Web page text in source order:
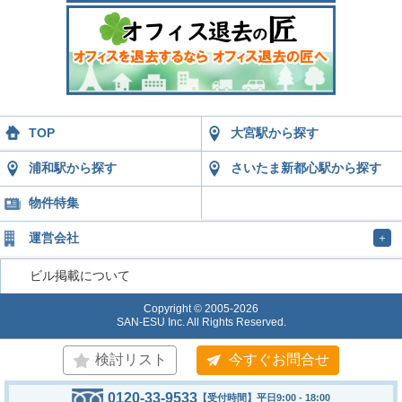
検討リスト 今すぐお問合せ
0120-33-9533 【受付時間】平日9:00 - 18:00
TOP 大宮駅から探す
浦和駅から探す さいたま新都心駅から探す
物件特集
運営会社 ＋
ビル掲載について
Copyright © 2005-2026
SAN-ESU Inc. All Rights Reserved.